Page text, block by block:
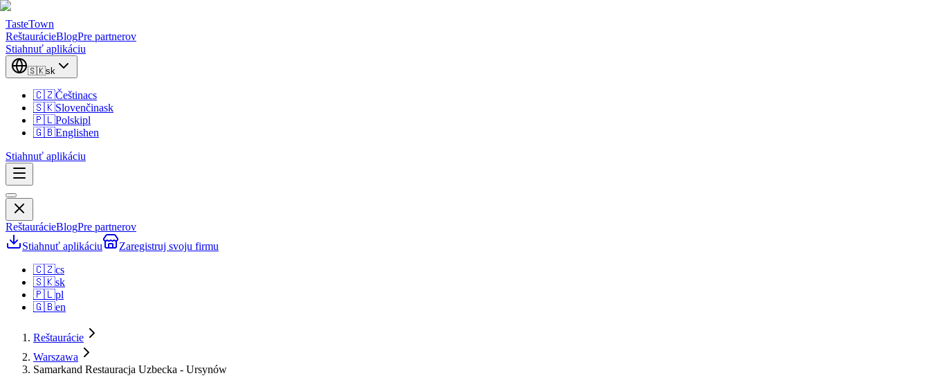
TasteTown
ReštaurácieBlogPre partnerov
Stiahnuť aplikáciu
🇸🇰sk
🇨🇿Češtinacs
🇸🇰Slovenčinask
🇵🇱Polskipl
🇬🇧Englishen
Stiahnuť aplikáciu
ReštaurácieBlogPre partnerov
Stiahnuť aplikáciu
Zaregistruj svoju firmu
🇨🇿cs
🇸🇰sk
🇵🇱pl
🇬🇧en
Reštaurácie
Warszawa
Samarkand Restauracja Uzbecka - Ursynów